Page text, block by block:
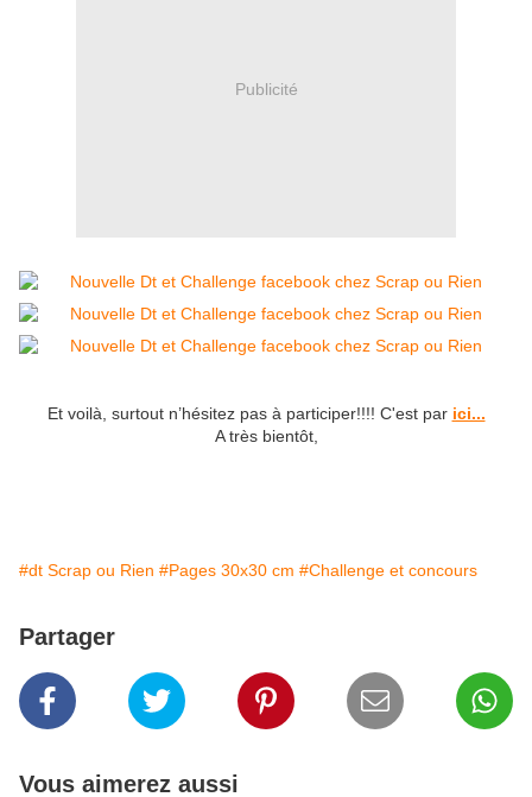
Publicité
Et voilà, surtout n’hésitez pas à participer!!!! C'est par ici...
A très bientôt,
#dt Scrap ou Rien #Pages 30x30 cm #Challenge et concours
Partager
Vous aimerez aussi